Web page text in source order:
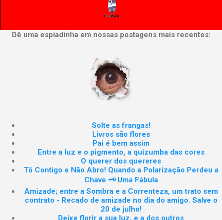
Dê uma espiadinha em nossas postagens mais recentes:
Solte as frangas!
Livros são flores
Pai é bem assim
Entre a luz e o pigmento, a quizumba das cores
O querer dos quereres
Tô Contigo e Não Abro! Quando a Polarização Perdeu a
Chave 🗝️ Uma Fábula
Amizade; entre a Sombra e a Correnteza, um trato sem
contrato - Recado de amizade no dia do amigo. Salve o
20 de julho!
Deixe florir a sua luz, e a dos outros